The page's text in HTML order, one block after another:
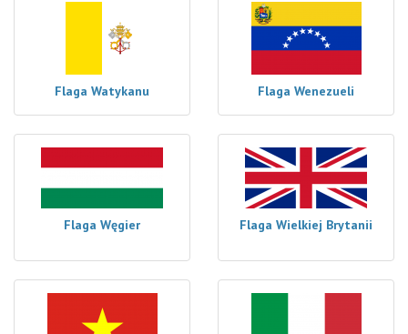
Flaga Watykanu Flaga Wenezueli
Flaga Węgier Flaga Wielkiej Brytanii